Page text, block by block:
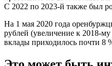
С 2022 по 2023-й также был
На 1 мая 2020 года
рублей (увеличение к 2018-
вклады приходилось почти 8